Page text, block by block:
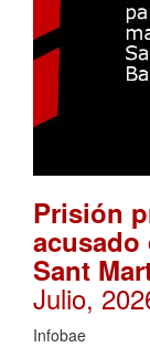
Prisión
acusado
Sant
Julio,
Infobae